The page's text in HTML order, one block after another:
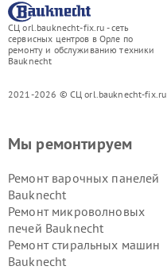
СЦ orl.bauknecht-fix.ru - сеть
сервисных центров в Орле по
ремонту и обслуживанию техники
Bauknecht
2021-2026 © СЦ orl.bauknecht-fix.ru
Мы ремонтируем
Ремонт варочных панелей
Bauknecht
Ремонт микроволновых
печей Bauknecht
Ремонт стиральных машин
Bauknecht